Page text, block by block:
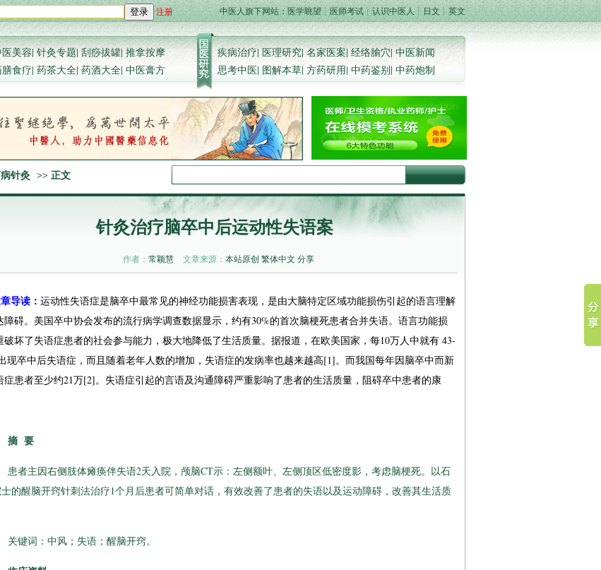
登录 注册 中医人旗下网站：医学眺望 ┊医师考试┊ 认识中医人┊ 日文 ┊英文
美容|针灸专题|刮痧拔罐|推拿按摩
食疗| 药茶大全| 药酒大全| 中医膏方
疾病治疗|医理研究|名家医案|经络腧穴|中医新闻
思考中医| 图解本草| 方药研用| 中药鉴别| 中药炮制
针灸 >> 正文
针灸治疗脑卒中后运动性失语案
作者： 常颖慧 文章来源： 本站原创 繁体中文 分享
导读： 运动性失语症是脑卒中最常见的神经功能损害表现，是由大脑特定区域功能损伤引起的语言理解
障碍。美国卒中协会发布的流行病学调查数据显示，约有30%的首次脑梗死患者合并失语。语言功能损
破坏了失语症患者的社会参与能力，极大地降低了生活质量。据报道，在欧美国家，每10万人中就有 43-
现卒中后失语症，而且随着老年人数的增加，失语症的发病率也越来越高[1]。而我国每年因脑卒中而新
症患者至少约21万[2]。失语症引起的言语及沟通障碍严重影响了患者的生活质量，阻碍卒中患者的康
要
者主因右侧肢体瘫痪伴失语2天入院，颅脑CT示：左侧额叶、左侧顶区低密度影，考虑脑梗死。以石
的醒脑开窍针刺法治疗1个月后患者可简单对话，有效改善了患者的失语以及运动障碍，改善其生活质
键词：中风；失语；醒脑开窍。